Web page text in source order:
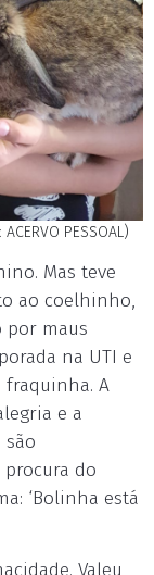
PESSOAL)
Mas teve
ao coelhinho,
por maus
na UTI e
fraquinha. A
e a
são
do
‘Bolinha está
Valeu